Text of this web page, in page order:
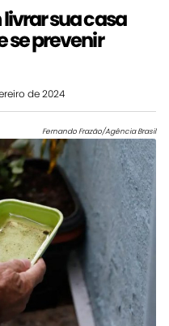
sua casa
se prevenir
de 2024
Fernando Frazão/Agência Brasil